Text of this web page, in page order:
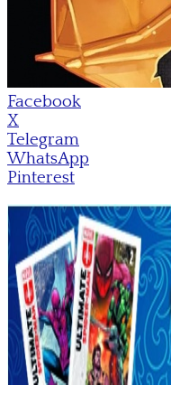
Facebook
X
Telegram
WhatsApp
Pinterest